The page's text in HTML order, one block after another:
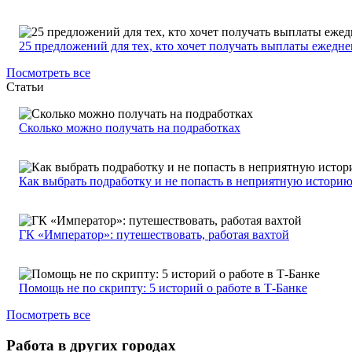
25 предложений для тех, кто хочет получать выплаты
Посмотреть все
Статьи
Сколько можно получать на подработках
Как выбрать подработку и не попасть в неприятную историю
ГК «Император»: путешествовать, работая вахтой
Помощь не по скрипту: 5 историй о работе в Т-Банке
Посмотреть все
Работа в других городах